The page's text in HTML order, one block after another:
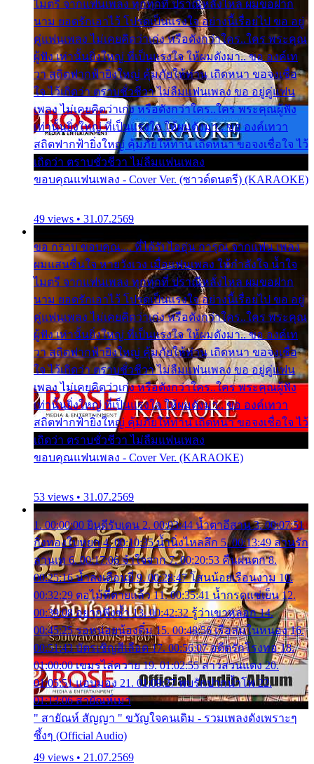
ไมตรี จากแฟนเพลง ทุกทุกที่ ปราณีหลั่งไหล ผมขอฝาก
นาม ยอดรักเอาไว้ โปรดเป็นแรงใจ อย่างนี้เรื่อยไป ขอ อยู่
คู่แฟนเพลง ไม่เคยคิดว่าเก่ง หรือดังกว่าใคร..ใคร พระคุณ
ผู้ฟัง เท่านั้นยิ่งใหญ่ ที่เป็นแรงใจ ให้ผมดังมา.. ขอ องค์เท
วา สถิตฟากฟ้ายิ่งใหญ่ คุ้มภัยให้ท่าน เถิดหนา ขอจงเชื่อ
ใจ ไว้เถิดว่า ตราบชั่วชีวา ไม่ลืมแฟนเพลง ขอ อยู่คู่แฟน
เพลง ไม่เคยคิดว่าเก่ง หรือดังกว่าใคร..ใคร พระคุณผู้ฟัง
เท่านั้นยิ่งใหญ่ ที่เป็นแรงใจ ให้ผมดังมา.. ขอ องค์เทวา
สถิตฟากฟ้ายิ่งใหญ่ คุ้มภัยให้ท่าน เถิดหนา ขอจงเชื่อใจ ไว้
เถิดว่า ตราบชั่วชีวา ไม่ลืมแฟนเพลง
ขอบคุณแฟนเพลง - Cover Ver. (ซาวด์ดนตรี) (KARAOKE)
49 views • 31.07.2569
ขอ กราบ ขอบคุณ.... ที่ได้รับไออุ่น การุณ จากแฟน เพลง
ผมแสนชื่นใจ หายวังเวง เมื่อแฟนเพลง ให้กำลังใจ น้ำใจ
ไมตรี จากแฟนเพลง ทุกทุกที่ ปราณีหลั่งไหล ผมขอฝาก
นาม ยอดรักเอาไว้ โปรดเป็นแรงใจ อย่างนี้เรื่อยไป ขอ อยู่
คู่แฟนเพลง ไม่เคยคิดว่าเก่ง หรือดังกว่าใคร..ใคร พระคุณ
ผู้ฟัง เท่านั้นยิ่งใหญ่ ที่เป็นแรงใจ ให้ผมดังมา.. ขอ องค์เท
วา สถิตฟากฟ้ายิ่งใหญ่ คุ้มภัยให้ท่าน เถิดหนา ขอจงเชื่อ
ใจ ไว้เถิดว่า ตราบชั่วชีวา ไม่ลืมแฟนเพลง ขอ อยู่คู่แฟน
เพลง ไม่เคยคิดว่าเก่ง หรือดังกว่าใคร..ใคร พระคุณผู้ฟัง
เท่านั้นยิ่งใหญ่ ที่เป็นแรงใจ ให้ผมดังมา.. ขอ องค์เทวา
สถิตฟากฟ้ายิ่งใหญ่ คุ้มภัยให้ท่าน เถิดหนา ขอจงเชื่อใจ ไว้
เถิดว่า ตราบชั่วชีวา ไม่ลืมแฟนเพลง
ขอบคุณแฟนเพลง - Cover Ver. (KARAOKE)
53 views • 31.07.2569
1. 00:00:00 ยินดีรับเดน 2. 00:03:44 น้ำตาอีสาน 3. 00:07:51
กิ่งทองใบหยก 4. 00:10:35 น้ำนิ่งไหลลึก 5. 00:13:49 ลานรัก
ลานเท 6. 00:17:06 จำใจจาก 7. 00:20:53 คืนฝนตก 8.
00:25:16 น้ำลงเดือนยี่ 9. 00:28:47 โสนน้อยเรือนงาม 10.
00:32:29 ตอไม้ที่ตายแล้ว 11. 00:35:41 น้ำกรดแช่เย็น 12.
00:39:08 อยากฟังซ้ำ 13. 00:42:32 รู้ว่าเขาหลอก 14.
00:45:25 รอหน่อยน้องติ๋ม 15. 00:48:56 เรือล่มในหนอง 16.
00:51:43 บัตรเชิญสีเลือด 17. 00:56:07 อดีตรักโรงทอ 18.
01:00:00 เขมรไล่ควาย 19. 01:02:55 สาวสวนแตง 20.
01:05:51 แอบมอง 21. 01:09:27 พบรักปากน้ำโพ 22.
01:13:06 สายัณห์เมา
" สายัณห์ สัญญา " ขวัญใจคนเดิม - รวมเพลงดังเพราะๆ
ซึ้งๆ (Official Audio)
49 views • 21.07.2569